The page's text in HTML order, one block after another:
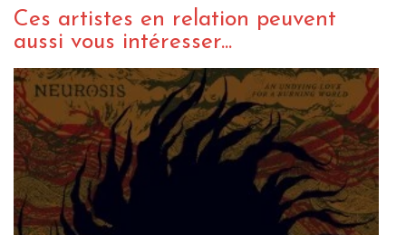
Ces artistes en relation peuvent
aussi vous intéresser...